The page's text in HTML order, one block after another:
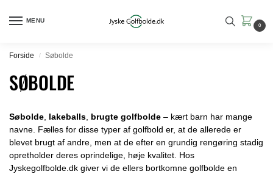
MENU
0
Forside / Søbolde
SØBOLDE
Søbolde lakeballs brugte golfbolde – kært barn har mange
navne. Fælles for disse typer af golfbold er, at de allerede er
blevet brugt af andre, men at de efter en grundig rengøring stadig
opretholder deres oprindelige, høje kvalitet. Hos
Jyskegolfbolde.dk giver vi de ellers bortkomne golfbolde en